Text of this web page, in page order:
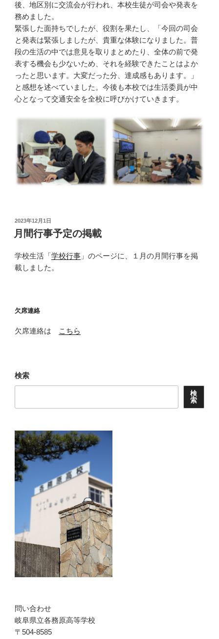
後、地区別に交流会が行われ、本校生徒が司会や発表を
務めました。
緊張した面持ちでしたが、役割を果たし、「今回の司会
と発表は緊張しましたが、貴重な体験になりました。普
段の生活の中では意見を取りまとめたり、全体の前で発
表する機会も少ないため、それを経験できたことはよか
ったと思います。大変だった分、達成感もあります。」
と感想を述べていました。今後も本校では生活委員が中
心となって交通安全を全校に呼びかけていきます。
投
稿
日:
2023年12月1日
月間行事予定の掲載
学校生活「学校行事 」のページに、１月の月間行事を掲
載しました。
欠席連絡
欠席連絡は こちら
検索
検
索
問い合わせ
岐阜県立各務原高等学校
〒504-8585